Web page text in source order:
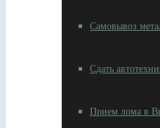
Самовывоз
Сдать
Прием лома в